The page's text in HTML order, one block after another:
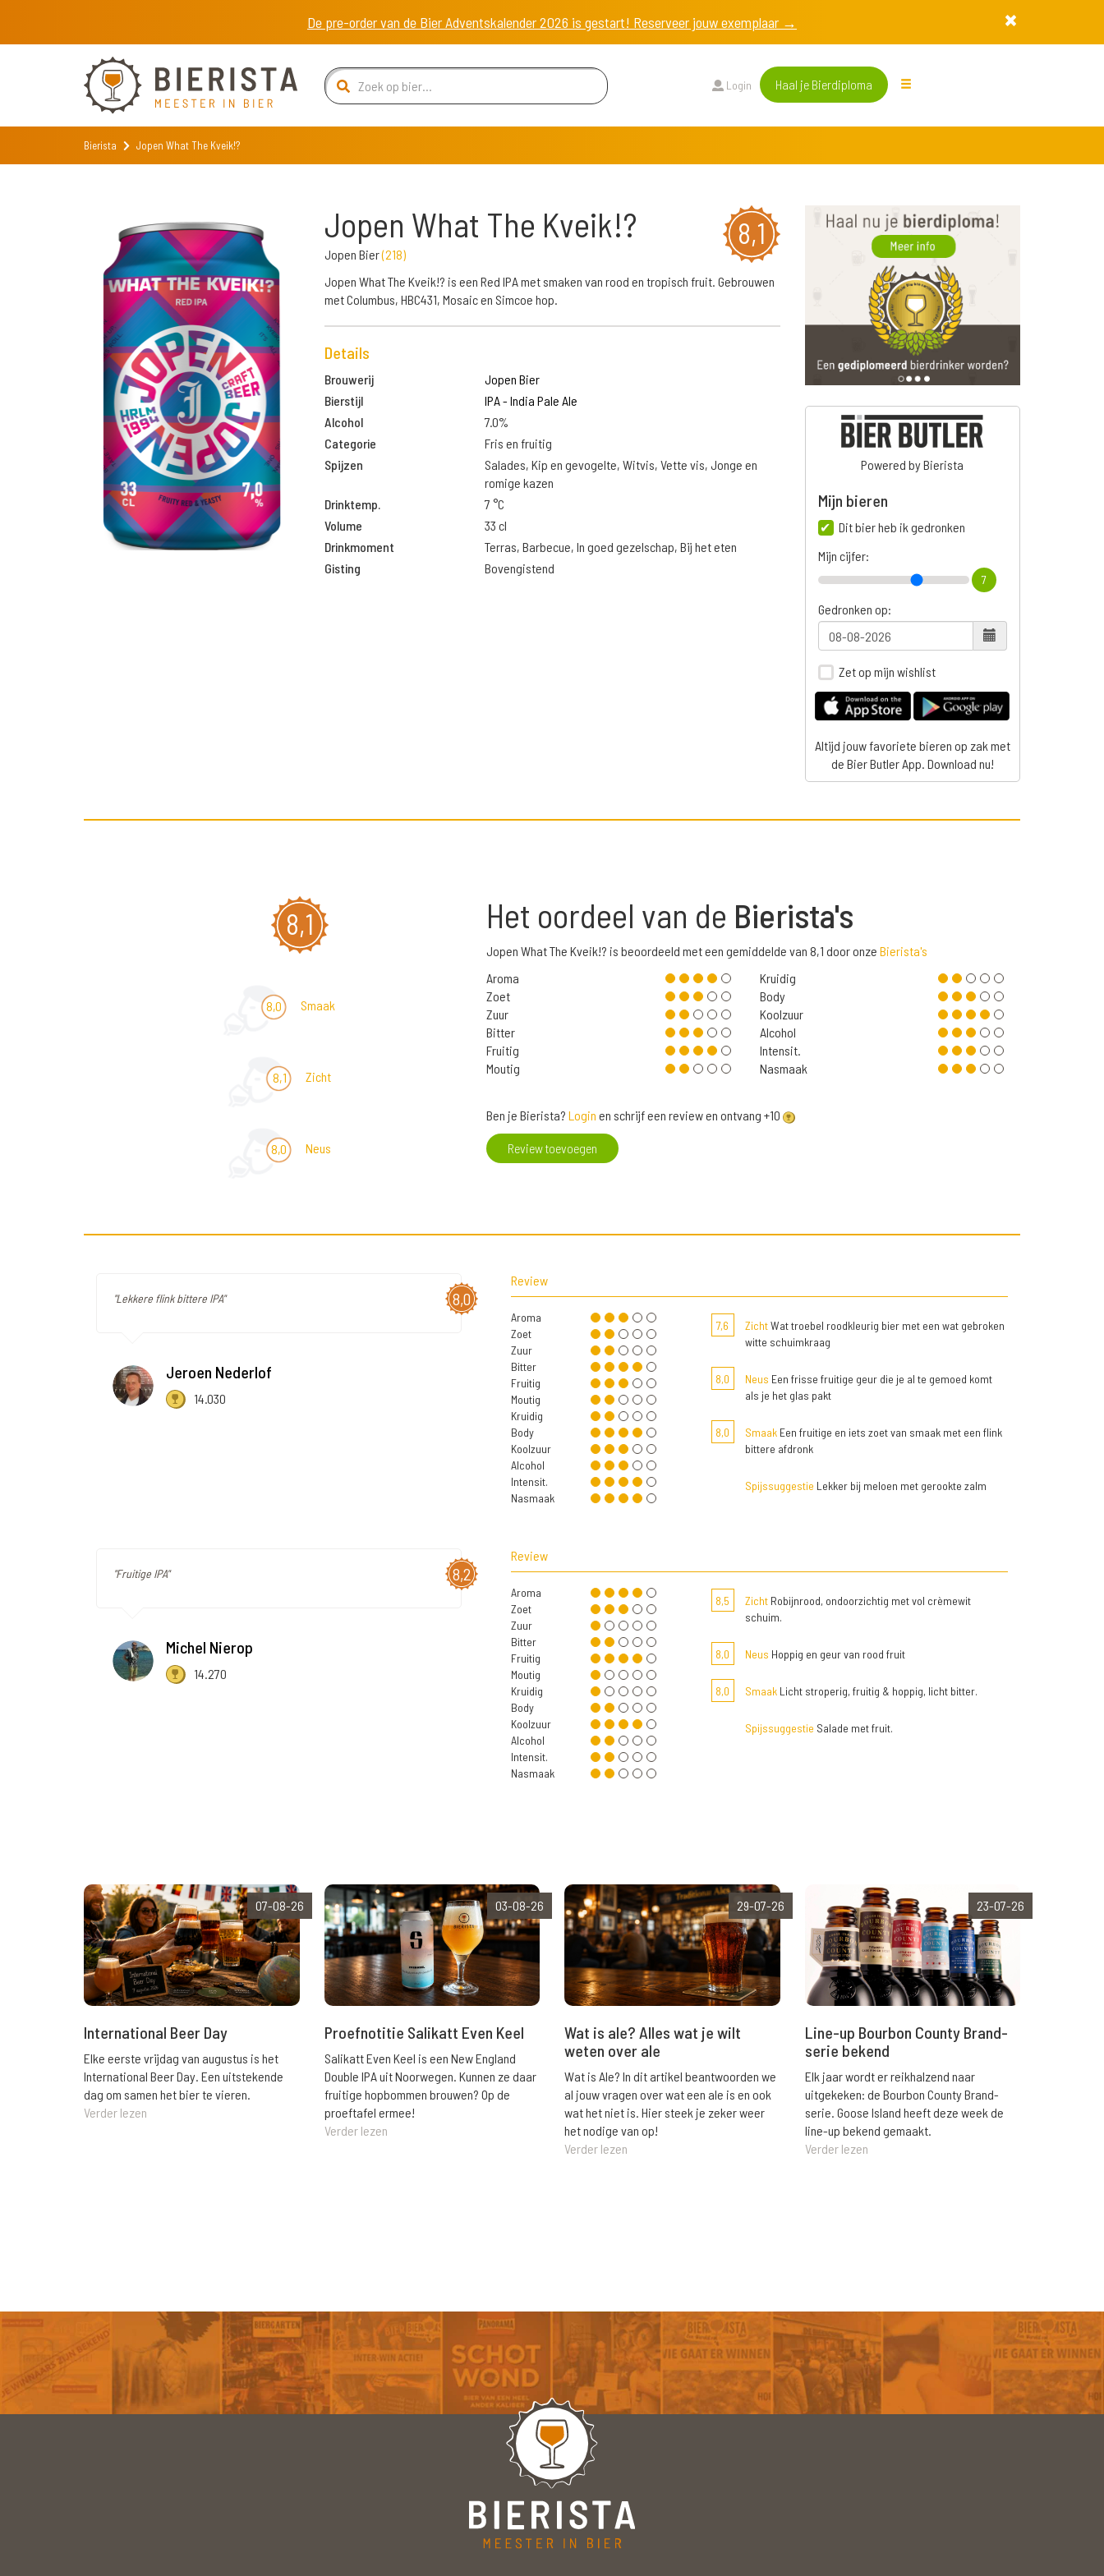
De pre-order van de Bier Adventskalender 2026 is gestart! Reserveer jouw exemplaar →
Login Haal je Bierdiploma
Bierista Jopen What The Kveik!?
8,1
Jopen What The Kveik!?
Jopen Bier(218)
Jopen What The Kveik!? is een Red IPA met smaken van rood en tropisch fruit. Gebrouwen
met Columbus, HBC431, Mosaic en Simcoe hop.
Details
Brouwerij
Jopen Bier
Bierstijl
IPA - India Pale Ale
Alcohol
7.0%
Categorie
Fris en fruitig
Spijzen
Salades, Kip en gevogelte, Witvis, Vette vis, Jonge en
romige kazen
Drinktemp.
7 °C
Volume
33 cl
Drinkmoment
Terras, Barbecue, In goed gezelschap, Bij het eten
Gisting
Bovengistend
Powered by Bierista
Mijn bieren
Dit bier heb ik gedronken
Mijn cijfer:
7
Gedronken op:
Zet op mijn wishlist
Altijd jouw favoriete bieren op zak met
de Bier Butler App. Download nu!
8,1
8,0 Smaak
8,1 Zicht
8,0 Neus
Het oordeel van de Bierista's
Jopen What The Kveik!? is beoordeeld met een gemiddelde van 8,1 door onze Bierista's
Aroma
Zoet
Zuur
Bitter
Fruitig
Moutig
Kruidig
Body
Koolzuur
Alcohol
Intensit.
Nasmaak
Ben je Bierista? Login en schrijf een review en ontvang +10
Review toevoegen
8,0
"Lekkere flink bittere IPA"
Jeroen Nederlof
14.030
Review
Aroma
Zoet
Zuur
Bitter
Fruitig
Moutig
Kruidig
Body
Koolzuur
Alcohol
Intensit.
Nasmaak
7,6 ZichtWat troebel roodkleurig bier met een wat gebroken
witte schuimkraag
8,0 Neus Een frisse fruitige geur die je al te gemoed komt
als je het glas pakt
8,0 SmaakEen fruitige en iets zoet van smaak met een flink
bittere afdronk
Spijssuggestie Lekker bij meloen met gerookte zalm
8,2
"Fruitige IPA"
Michel Nierop
14.270
Review
Aroma
Zoet
Zuur
Bitter
Fruitig
Moutig
Kruidig
Body
Koolzuur
Alcohol
Intensit.
Nasmaak
8,5 ZichtRobijnrood, ondoorzichtig met vol crèmewit
schuim.
8,0 Neus Hoppig en geur van rood fruit
8,0 SmaakLicht stroperig, fruitig & hoppig, licht bitter.
Spijssuggestie Salade met fruit.
07-08-26
International Beer Day
Elke eerste vrijdag van augustus is het
International Beer Day. Een uitstekende
dag om samen het bier te vieren.
Verder lezen
03-08-26
Proefnotitie Salikatt Even Keel
Salikatt Even Keel is een New England
Double IPA uit Noorwegen. Kunnen ze daar
fruitige hopbommen brouwen? Op de
proeftafel ermee!
Verder lezen
29-07-26
Wat is ale? Alles wat je wilt
weten over ale
Wat is Ale? In dit artikel beantwoorden we
al jouw vragen over wat een ale is en ook
wat het niet is. Hier steek je zeker weer
het nodige van op!
Verder lezen
23-07-26
Line-up Bourbon County Brand-
serie bekend
Elk jaar wordt er reikhalzend naar
uitgekeken: de Bourbon County Brand-
serie. Goose Island heeft deze week de
line-up bekend gemaakt.
Verder lezen